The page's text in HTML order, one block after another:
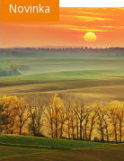
Novinka